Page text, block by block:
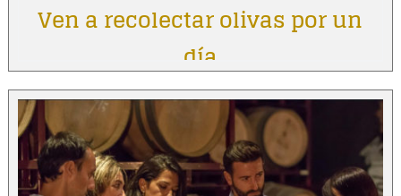
Ven a recolectar olivas por un
día